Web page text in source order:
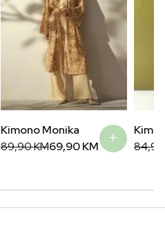
Kimono Monika
89,90KM
Original
price
69,90KM
Current
price price
price